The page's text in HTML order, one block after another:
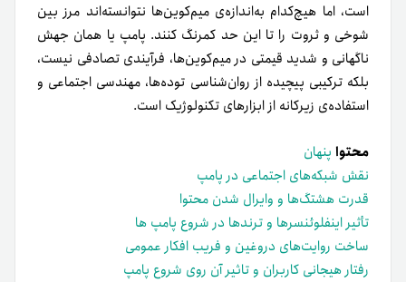
است، اما هیچ‌کدام به‌اندازه‌ی میم‌کوین‌ها نتوانسته‌اند مرز بین
شوخی و ثروت را تا این حد کمرنگ کنند. پامپ یا همان جهش
ناگهانی و شدید قیمتی در میم‌کوین‌ها، فرآیندی تصادفی نیست،
بلکه ترکیبی پیچیده از روان‌شناسی توده‌ها، مهندسی اجتماعی و
استفاده‌ی زیرکانه از ابزارهای تکنولوژیک است.
محتوا پنهان
نقش شبکه‌های اجتماعی در پامپ
قدرت هشتگ‌ها و وایرال شدن محتوا
تأثیر اینفلوئنسرها و ترندها در شروع پامپ ها
ساخت روایت‌های دروغین و فریب افکار عمومی
رفتار هیجانی کاربران و تاثیر آن روی شروع پامپ